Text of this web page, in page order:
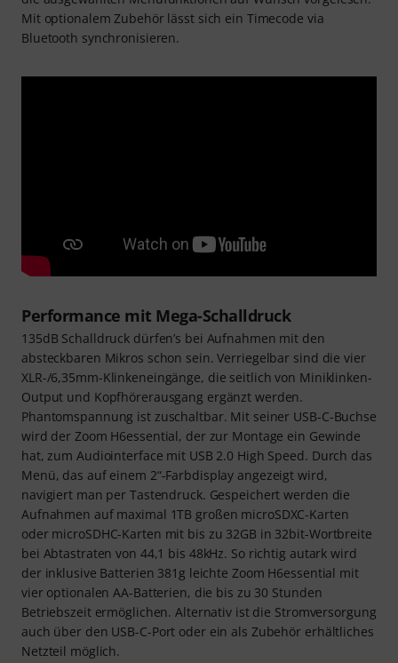
Mit optionalem Zubehör lässt sich ein Timecode via
Bluetooth synchronisieren.
Performance mit Mega-Schalldruck
135dB Schalldruck dürfen’s bei Aufnahmen mit den
absteckbaren Mikros schon sein. Verriegelbar sind die vier
XLR-/6,35mm-Klinkeneingänge, die seitlich von Miniklinken-
Output und Kopfhörerausgang ergänzt werden.
Phantomspannung ist zuschaltbar. Mit seiner USB-C-Buchse
wird der Zoom H6essential, der zur Montage ein Gewinde
hat, zum Audiointerface mit USB 2.0 High Speed. Durch das
Menü, das auf einem 2“-Farbdisplay angezeigt wird,
navigiert man per Tastendruck. Gespeichert werden die
Aufnahmen auf maximal 1TB großen microSDXC-Karten
oder microSDHC-Karten mit bis zu 32GB in 32bit-Wortbreite
bei Abtastraten von 44,1 bis 48kHz. So richtig autark wird
der inklusive Batterien 381g leichte Zoom H6essential mit
vier optionalen AA-Batterien, die bis zu 30 Stunden
Betriebszeit ermöglichen. Alternativ ist die Stromversorgung
auch über den USB-C-Port oder ein als Zubehör erhältliches
Netzteil möglich.